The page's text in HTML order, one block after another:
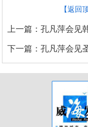
【返回
上一篇：孔凡萍会见
下一篇：孔凡萍会见